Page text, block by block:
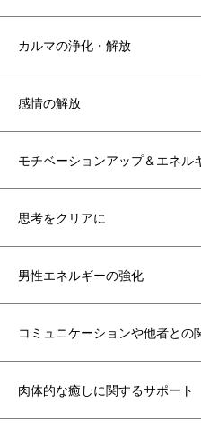
カルマの浄化・解放
感情の解放
モチベーションアップ＆エネル
思考をクリアに
男性エネルギーの強化
コミュニケーションや他者との
肉体的な癒しに関するサポート